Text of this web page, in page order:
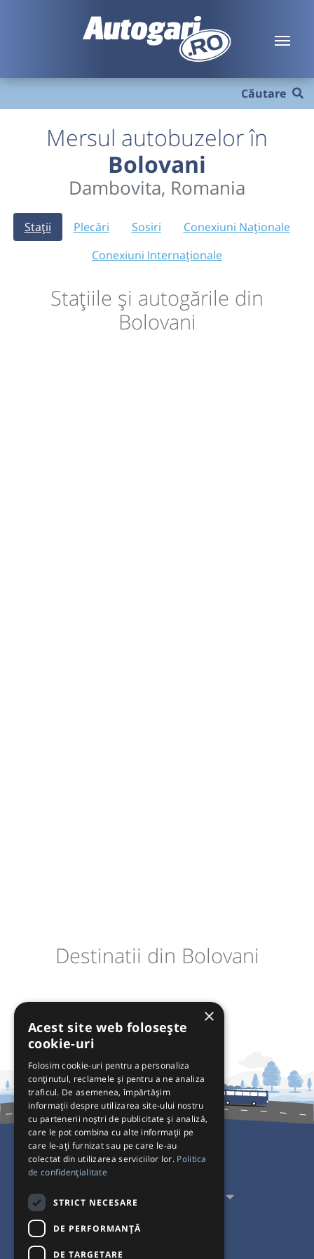
Căutare
Mersul autobuzelor în
Bolovani
Dambovita, Romania
Stații Plecări Sosiri
Conexiuni Naționale
Conexiuni Internaționale
Stațiile și autogările din
Bolovani
Destinatii din Bolovani
Pentru Călători
Pentru Transportatori
Interacționăm
×
Acest site web folosește
cookie-uri
Folosim cookie-uri pentru a personaliza
conținutul, reclamele și pentru a ne analiza
traficul. De asemenea, împărtășim
informații despre utilizarea site-ului nostru
cu partenerii noștri de publicitate și analiză,
care le pot combina cu alte informații pe
care le-ați furnizat sau pe care le-au
colectat din utilizarea serviciilor lor. Politica
de confidențialitate
STRICT NECESARE
DE PERFORMANȚĂ
DE TARGETARE